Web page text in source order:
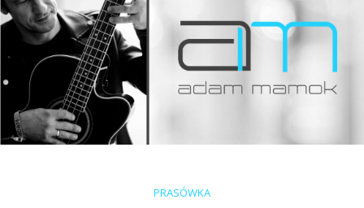
PRASÓWKA